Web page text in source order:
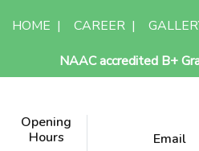
HOME | CAREER |
NAAC accredited B+
Opening
Hours
Email